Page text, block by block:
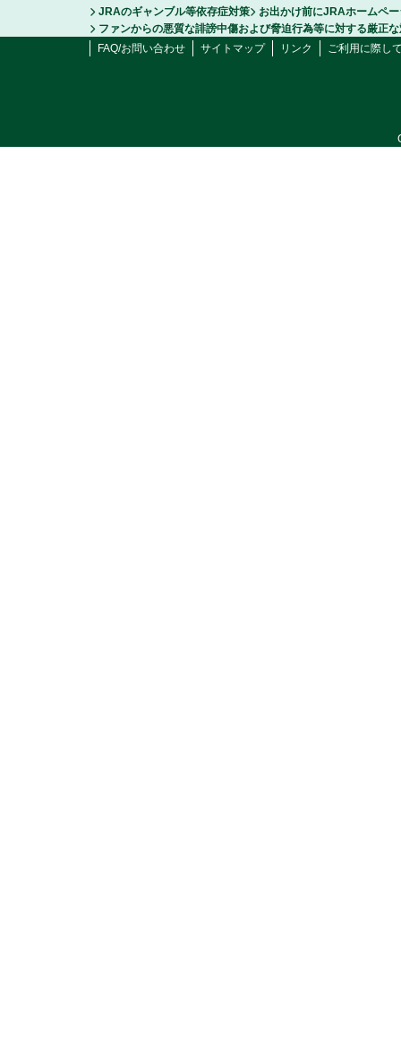
JRAのギャンブル等依存症対策
お出かけ前にJRAホームペ
ファンからの悪質な誹謗中傷および脅迫行為等に対する厳正
FAQ/お問い合わせ
サイトマップ リンク ご利用に際し